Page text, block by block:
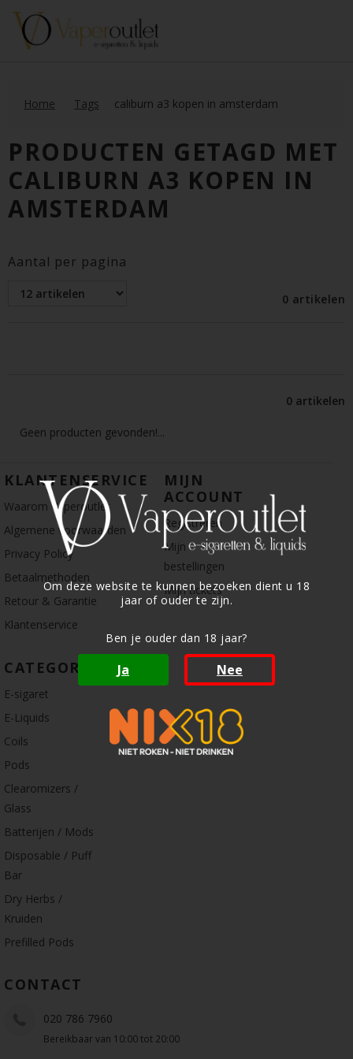
Om deze website te kunnen bezoeken dient u 18
jaar of ouder te zijn.
Ben je ouder dan 18 jaar?
Ja Nee
Home Tags caliburn a3 kopen in amsterdam
PRODUCTEN GETAGD MET
CALIBURN A3 KOPEN IN
AMSTERDAM
Aantal per pagina
0 artikelen
0 artikelen
Geen producten gevonden!...
KLANTENSERVICE
Waarom Vaperoutlet
Algemene voorwaarden
Privacy Policy
Betaalmethoden
Retour & Garantie
Klantenservice
MIJN
ACCOUNT
Registreren
Mijn
bestellingen
Mijn tickets
CATEGORIE
E-sigaret
E-Liquids
Coils
Pods
Clearomizers /
Glass
Batterijen / Mods
Disposable / Puff
Bar
Dry Herbs /
Kruiden
Prefilled Pods
CONTACT
020 786 7960
Bereikbaar van 10:00 tot 20:00